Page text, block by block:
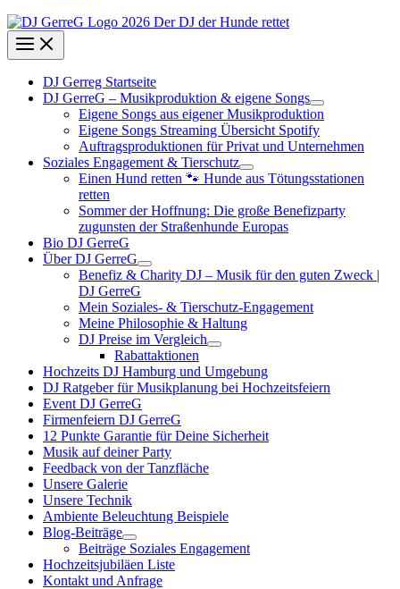
DJ Gerreg Startseite
DJ GerreG – Musikproduktion & eigene Songs
Eigene Songs aus eigener Musikproduktion
Eigene Songs Streaming Übersicht Spotify
Auftragsproduktionen für Privat und Unternehmen
Soziales Engagement & Tierschutz
Einen Hund retten 🐾 Hunde aus Tötungsstationen
retten
Sommer der Hoffnung: Die große Benefizparty
zugunsten der Straßenhunde Europas
Bio DJ GerreG
Über DJ GerreG
Benefiz & Charity DJ – Musik für den guten Zweck |
DJ GerreG
Mein Soziales- & Tierschutz-Engagement
Meine Philosophie & Haltung
DJ Preise im Vergleich
Rabattaktionen
Hochzeits DJ Hamburg und Umgebung
DJ Ratgeber für Musikplanung bei Hochzeitsfeiern
Event DJ GerreG
Firmenfeiern DJ GerreG
12 Punkte Garantie für Deine Sicherheit
Musik auf deiner Party
Feedback von der Tanzfläche
Unsere Galerie
Unsere Technik
Ambiente Beleuchtung Beispiele
Blog-Beiträge
Beiträge Soziales Engagement
Hochzeitsjubiläen Liste
Kontakt und Anfrage